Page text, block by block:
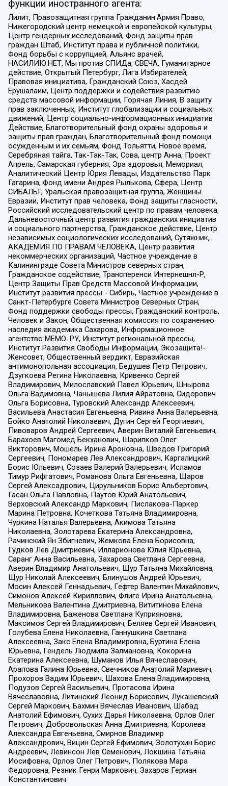
функции иностранного агента:
Лилит, Правозащитная группа Гражданин.Армия.Право,
Нижегородский центр немецкой и европейской культуры,
Центр гендерных исследований, Фонд защиты прав
граждан Штаб, Институт права и публичной политики,
Фонд борьбы с коррупцией, Альянс врачей,
НАСИЛИЮ.НЕТ, Мы против СПИДа, СВЕЧА, Гуманитарное
действие, Открытый Петербург, Лига Избирателей,
Правовая инициатива, Гражданский Союз, Хасдей
Ерушалаим, Центр поддержки и содействия развитию
средств массовой информации, Горячая Линия, В защиту
прав заключенных, Институт глобализации и социальных
движений, Центр социально-информационных инициатив
Действие, Благотворительный фонд охраны здоровья и
защиты прав граждан, Благотворительный фонд помощи
осужденным и их семьям, Фонд Тольятти, Новое время,
Серебряная тайга, Так-Так-Так, Сова, центр Анна, Проект
Апрель, Самарская губерния, Эра здоровья, Мемориал,
Аналитический Центр Юрия Левады, Издательство Парк
Гагарина, Фонд имени Андрея Рылькова, Сфера, Центр
СИБАЛЬТ, Уральская правозащитная группа, Женщины
Евразии, Институт прав человека, Фонд защиты гласности,
Российский исследовательский центр по правам человека,
Дальневосточный центр развития гражданских инициатив
и социального партнерства, Гражданское действие, Центр
независимых социологических исследований, Сутяжник,
АКАДЕМИЯ ПО ПРАВАМ ЧЕЛОВЕКА, Центр развития
некоммерческих организаций, Частное учреждение в
Калининграде Совета Министров северных стран,
Гражданское содействие, Трансперенси Интернешнл-Р,
Центр Защиты Прав Средств Массовой Информации,
Институт развития прессы - Сибирь, Частное учреждение в
Санкт-Петербурге Совета Министров Северных Стран,
Фонд поддержки свободы прессы, Гражданский контроль,
Человек и Закон, Общественная комиссия по сохранению
наследия академика Сахарова, Информационное
агентство МЕМО. РУ, Институт региональной прессы,
Институт Развития Свободы Информации, Экозащита!-
Женсовет, Общественный вердикт, Евразийская
антимонопольная ассоциация, Бедушев Петр Петрович,
Дзугкоева Регина Николаевна, Кривенко Сергей
Владимирович, Милославский Павел Юрьевич, Шнырова
Ольга Вадимовна, Чанышева Лилия Айратовна, Сидорович
Ольга Борисовна, Туровский Александр Алексеевич,
Васильева Анастасия Евгеньевна, Ривина Анна Валерьевна,
Бойко Анатолий Николаевич, Дугин Сергей Георгиевич,
Пивоваров Андрей Сергеевич, Аверин Виталий Евгеньевич,
Барахоев Магомед Бекханович, Шарипков Олег
Викторович, Мошель Ирина Ароновна, Шведов Григорий
Сергеевич, Пономарев Лев Александрович, Каргалицкий
Борис Юльевич, Созаев Валерий Валерьевич, Исламов
Тимур Рифгатович, Романова Ольга Евгеньевна, Щаров
Сергей Алексадрович, Цирульников Борис Альбертович,
Гасан Ольга Павловна, Паутов Юрий Анатольевич,
Верховский Александр Маркович, Пислакова-Паркер
Марина Петровна, Кочеткова Татьяна Владимировна,
Чуркина Наталья Валерьевна, Акимова Татьяна
Николаевна, Золотарева Екатерина Александровна,
Рачинский Ян Збигневич, Жемкова Елена Борисовна,
Гудков Лев Дмитриевич, Илларионова Юлия Юрьевна,
Саранг Анна Васильевна, Захарова Светлана Сергеевна,
Аверин Владимир Анатольевич, Щур Татьяна Михайловна,
Щур Николай Алексеевич, Блинушов Андрей Юрьевич,
Мосин Алексей Геннадьевич, Гефтер Валентин Михайлович,
Симонов Алексей Кириллович, Флиге Ирина Анатольевна,
Мельникова Валентина Дмитриевна, Вититинова Елена
Владимировна, Баженова Светлана Куприяновна,
Максимов Сергей Владимирович, Беляев Сергей Иванович,
Голубева Елена Николаевна, Ганнушкина Светлана
Алексеевна, Закс Елена Владимировна, Буртина Елена
Юрьевна, Гендель Людмила Залмановна, Кокорина
Екатерина Алексеевна, Шуманов Илья Вячеславович,
Арапова Галина Юрьевна, Свечников Анатолий Мариевич,
Прохоров Вадим Юрьевич, Шахова Елена Владимировна,
Подузов Сергей Васильевич, Протасова Ирина
Вячеславовна, Литинский Леонид Борисович, Лукашевский
Сергей Маркович, Бахмин Вячеслав Иванович, Шабад
Анатолий Ефимович, Сухих Дарья Николаевна, Орлов Олег
Петрович, Добровольская Анна Дмитриевна, Королева
Александра Евгеньевна, Смирнов Владимир
Александрович, Вицин Сергей Ефимович, Золотухин Борис
Андреевич, Левинсон Лев Семенович, Локшина Татьяна
Иосифовна, Орлов Олег Петрович, Полякова Мара
Федоровна, Резник Генри Маркович, Захаров Герман
Константинович